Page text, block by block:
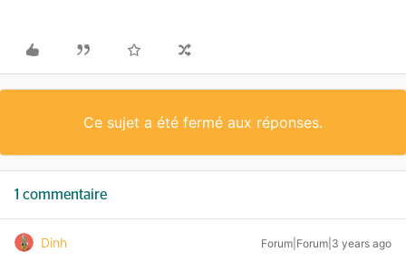
Ce sujet a été fermé aux réponses.
1 commentaire
Dinh Forum|Forum|3 years ago